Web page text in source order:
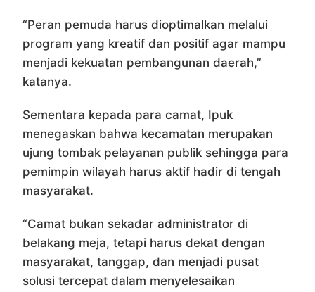
“Peran pemuda harus dioptimalkan melalui
program yang kreatif dan positif agar mampu
menjadi kekuatan pembangunan daerah,”
katanya.
Sementara kepada para camat, Ipuk
menegaskan bahwa kecamatan merupakan
ujung tombak pelayanan publik sehingga para
pemimpin wilayah harus aktif hadir di tengah
masyarakat.
“Camat bukan sekadar administrator di
belakang meja, tetapi harus dekat dengan
masyarakat, tanggap, dan menjadi pusat
solusi tercepat dalam menyelesaikan